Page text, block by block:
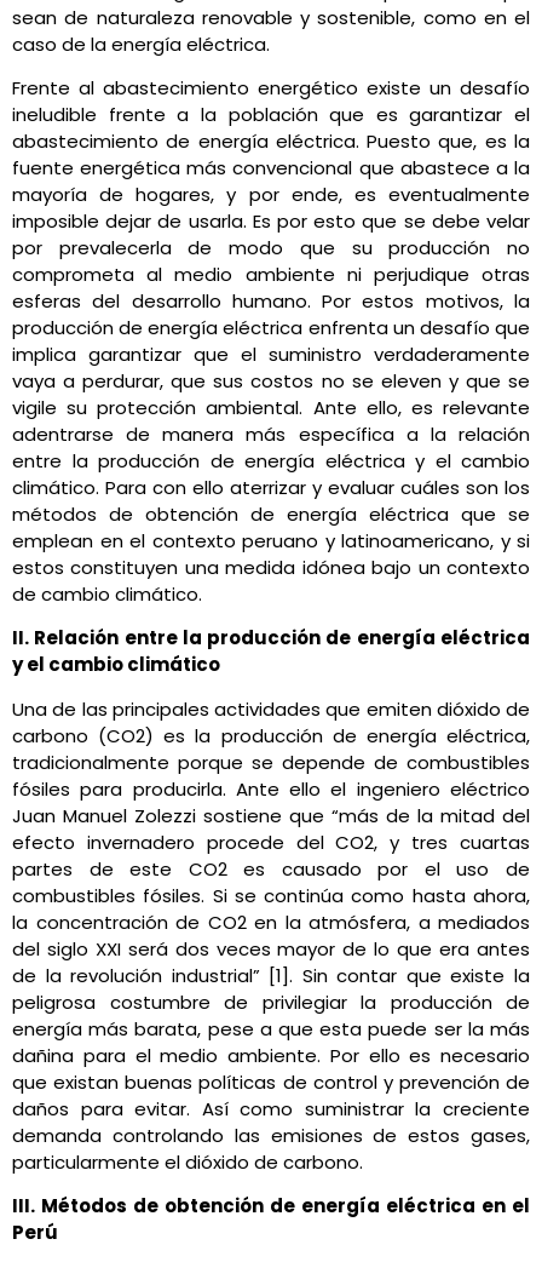
sean de naturaleza renovable y sostenible, como en el
caso de la energía eléctrica.
Frente al abastecimiento energético existe un desafío
ineludible frente a la población que es garantizar el
abastecimiento de energía eléctrica. Puesto que, es la
fuente energética más convencional que abastece a la
mayoría de hogares, y por ende, es eventualmente
imposible dejar de usarla. Es por esto que se debe velar
por prevalecerla de modo que su producción no
comprometa al medio ambiente ni perjudique otras
esferas del desarrollo humano. Por estos motivos, la
producción de energía eléctrica enfrenta un desafío que
implica garantizar que el suministro verdaderamente
vaya a perdurar, que sus costos no se eleven y que se
vigile su protección ambiental. Ante ello, es relevante
adentrarse de manera más específica a la relación
entre la producción de energía eléctrica y el cambio
climático. Para con ello aterrizar y evaluar cuáles son los
métodos de obtención de energía eléctrica que se
emplean en el contexto peruano y latinoamericano, y si
estos constituyen una medida idónea bajo un contexto
de cambio climático.
II. Relación entre la producción de energía eléctrica
y el cambio climático
Una de las principales actividades que emiten dióxido de
carbono (CO2) es la producción de energía eléctrica,
tradicionalmente porque se depende de combustibles
fósiles para producirla. Ante ello el ingeniero eléctrico
Juan Manuel Zolezzi sostiene que “más de la mitad del
efecto invernadero procede del CO2, y tres cuartas
partes de este CO2 es causado por el uso de
combustibles fósiles. Si se continúa como hasta ahora,
la concentración de CO2 en la atmósfera, a mediados
del siglo XXI será dos veces mayor de lo que era antes
de la revolución industrial” [1]. Sin contar que existe la
peligrosa costumbre de privilegiar la producción de
energía más barata, pese a que esta puede ser la más
dañina para el medio ambiente. Por ello es necesario
que existan buenas políticas de control y prevención de
daños para evitar. Así como suministrar la creciente
demanda controlando las emisiones de estos gases,
particularmente el dióxido de carbono.
III. Métodos de obtención de energía eléctrica en el
Perú